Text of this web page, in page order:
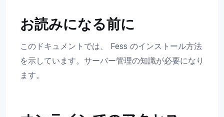
お読みになる前に
このドキュメントでは、 Fess のインストール方法
を示しています。サーバー管理の知識が必要になり
ます。